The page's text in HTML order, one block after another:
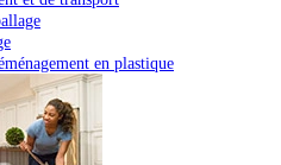
en plastique